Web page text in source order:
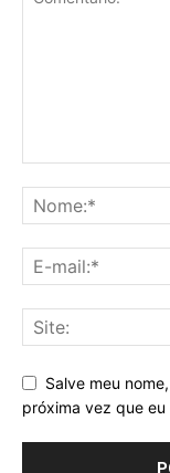
Salve meu
próxima vez que eu